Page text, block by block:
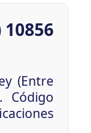
10856
(Entre
Código